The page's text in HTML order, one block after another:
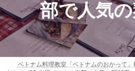
部で人気
ベトナム料理教室「ベトナムのおかって」